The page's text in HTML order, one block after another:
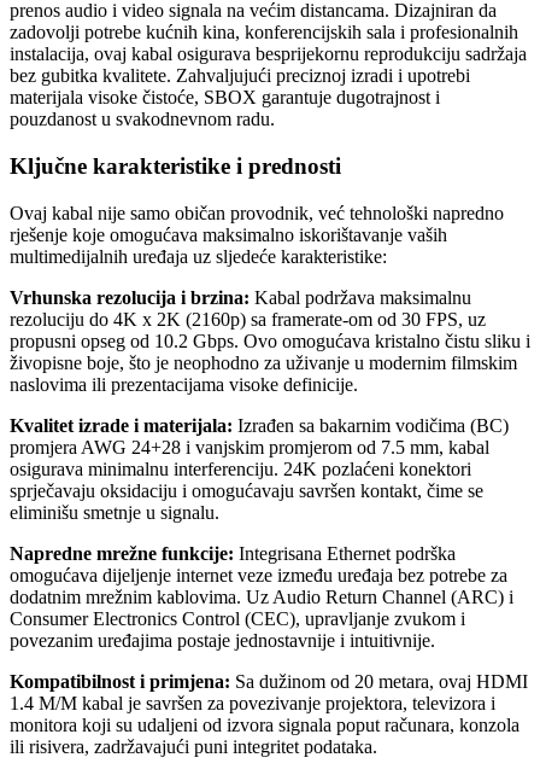
prenos audio i video signala na većim distancama. Dizajniran da
zadovolji potrebe kućnih kina, konferencijskih sala i profesionalnih
instalacija, ovaj kabal osigurava besprijekornu reprodukciju sadržaja
bez gubitka kvalitete. Zahvaljujući preciznoj izradi i upotrebi
materijala visoke čistoće, SBOX garantuje dugotrajnost i
pouzdanost u svakodnevnom radu.
Ključne karakteristike i prednosti
Ovaj kabal nije samo običan provodnik, već tehnološki napredno
rješenje koje omogućava maksimalno iskorištavanje vaših
multimedijalnih uređaja uz sljedeće karakteristike:
Vrhunska rezolucija i brzina: Kabal podržava maksimalnu
rezoluciju do 4K x 2K (2160p) sa framerate-om od 30 FPS, uz
propusni opseg od 10.2 Gbps. Ovo omogućava kristalno čistu sliku i
živopisne boje, što je neophodno za uživanje u modernim filmskim
naslovima ili prezentacijama visoke definicije.
Kvalitet izrade i materijala: Izrađen sa bakarnim vodičima (BC)
promjera AWG 24+28 i vanjskim promjerom od 7.5 mm, kabal
osigurava minimalnu interferenciju. 24K pozlaćeni konektori
sprječavaju oksidaciju i omogućavaju savršen kontakt, čime se
eliminišu smetnje u signalu.
Napredne mrežne funkcije: Integrisana Ethernet podrška
omogućava dijeljenje internet veze između uređaja bez potrebe za
dodatnim mrežnim kablovima. Uz Audio Return Channel (ARC) i
Consumer Electronics Control (CEC), upravljanje zvukom i
povezanim uređajima postaje jednostavnije i intuitivnije.
Kompatibilnost i primjena: Sa dužinom od 20 metara, ovaj HDMI
1.4 M/M kabal je savršen za povezivanje projektora, televizora i
monitora koji su udaljeni od izvora signala poput računara, konzola
ili risivera, zadržavajući puni integritet podataka.